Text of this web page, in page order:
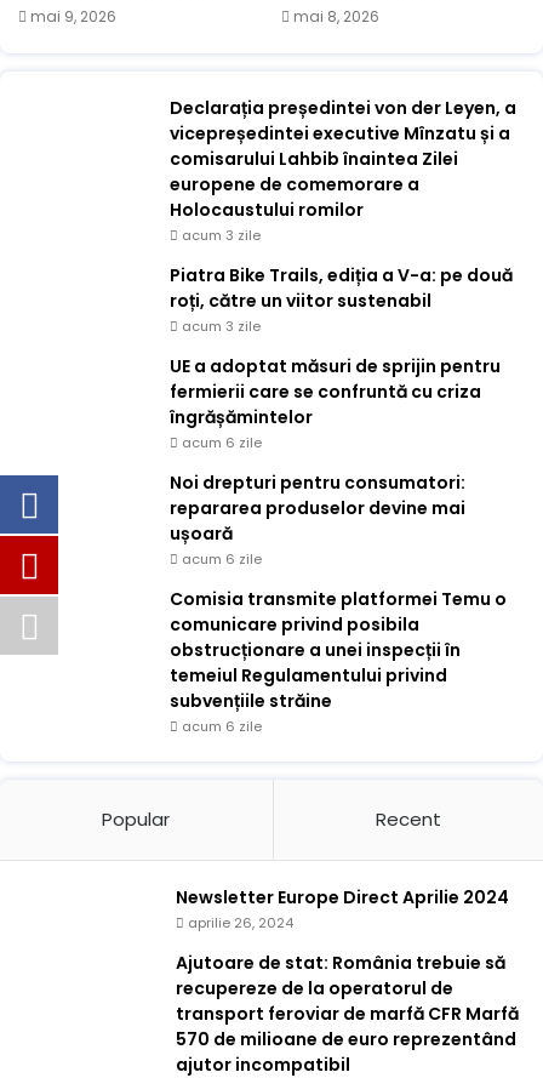
mai 9, 2026 mai 8, 2026
Declarația președintei von der Leyen, a
vicepreședintei executive Mînzatu și a
comisarului Lahbib înaintea Zilei
europene de comemorare a
Holocaustului romilor
acum 3 zile
Piatra Bike Trails, ediția a V-a: pe două
roți, către un viitor sustenabil
acum 3 zile
UE a adoptat măsuri de sprijin pentru
fermierii care se confruntă cu criza
îngrășămintelor
acum 6 zile
Noi drepturi pentru consumatori:
repararea produselor devine mai
ușoară
acum 6 zile
Comisia transmite platformei Temu o
comunicare privind posibila
obstrucționare a unei inspecții în
temeiul Regulamentului privind
subvențiile străine
acum 6 zile
Popular Recent
Newsletter Europe Direct Aprilie 2024
aprilie 26, 2024
Ajutoare de stat: România trebuie să
recupereze de la operatorul de
transport feroviar de marfă CFR Marfă
570 de milioane de euro reprezentând
ajutor incompatibil